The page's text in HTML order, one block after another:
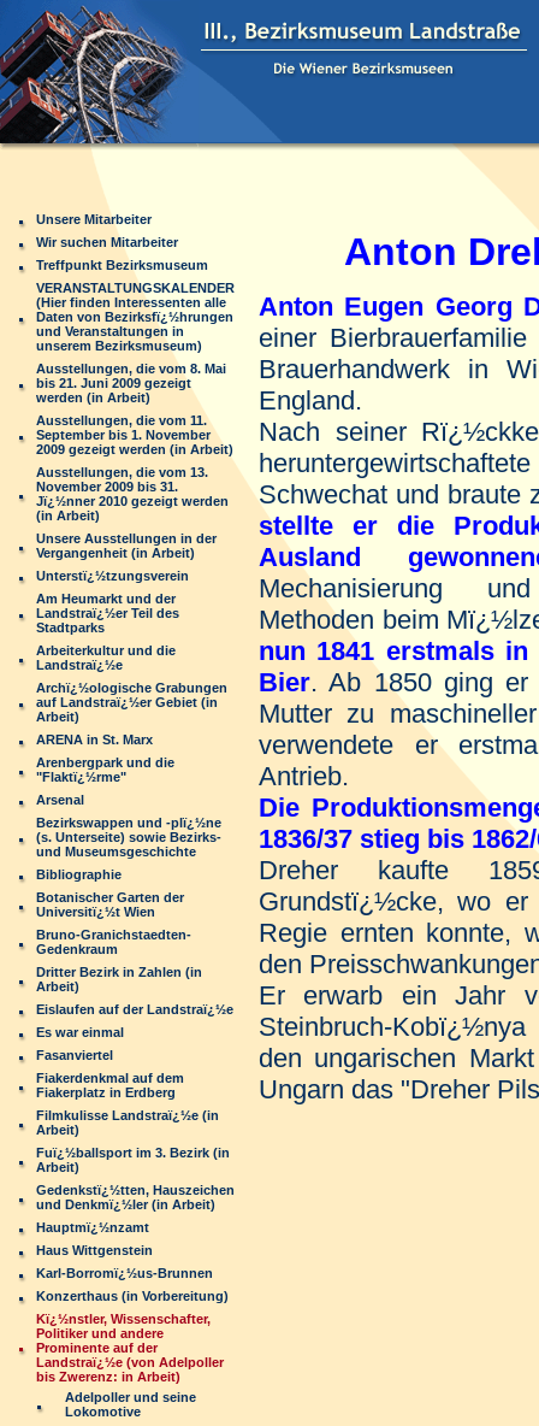
Unsere Mitarbeiter
Wir suchen Mitarbeiter
Treffpunkt Bezirksmuseum
VERANSTALTUNGSKALENDER
(Hier finden Interessenten alle
Daten von Bezirksfï¿½hrungen
und Veranstaltungen in
unserem Bezirksmuseum)
Ausstellungen, die vom 8. Mai
bis 21. Juni 2009 gezeigt
werden (in Arbeit)
Ausstellungen, die vom 11.
September bis 1. November
2009 gezeigt werden (in Arbeit)
Ausstellungen, die vom 13.
November 2009 bis 31.
Jï¿½nner 2010 gezeigt werden
(in Arbeit)
Unsere Ausstellungen in der
Vergangenheit (in Arbeit)
Unterstï¿½tzungsverein
Am Heumarkt und der
Landstraï¿½er Teil des
Stadtparks
Arbeiterkultur und die
Landstraï¿½e
Archï¿½ologische Grabungen
auf Landstraï¿½er Gebiet (in
Arbeit)
ARENA in St. Marx
Arenbergpark und die
"Flaktï¿½rme"
Arsenal
Bezirkswappen und -plï¿½ne
(s. Unterseite) sowie Bezirks-
und Museumsgeschichte
Bibliographie
Botanischer Garten der
Universitï¿½t Wien
Bruno-Granichstaedten-
Gedenkraum
Dritter Bezirk in Zahlen (in
Arbeit)
Eislaufen auf der Landstraï¿½e
Es war einmal
Fasanviertel
Fiakerdenkmal auf dem
Fiakerplatz in Erdberg
Filmkulisse Landstraï¿½e (in
Arbeit)
Fuï¿½ballsport im 3. Bezirk (in
Arbeit)
Gedenkstï¿½tten, Hauszeichen
und Denkmï¿½ler (in Arbeit)
Hauptmï¿½nzamt
Haus Wittgenstein
Karl-Borromï¿½us-Brunnen
Konzerthaus (in Vorbereitung)
Kï¿½nstler, Wissenschafter,
Politiker und andere
Prominente auf der
Landstraï¿½e (von Adelpoller
bis Zwerenz: in Arbeit)
Adelpoller und seine
Lokomotive
Anton
Anton Eugen Georg
einer
Brauerhandwerk in
England.
Nach seiner
Schwechat und
stellte er die
Ausland
Mechanisierung
Methoden beim
nun 1841 erstmals
Bier. Ab 1850 ging er
Mutter zu maschineller
verwendete er
Antrieb.
Die
1836/37 stieg bis
Dreher kaufte
Grundstï¿½cke, wo
Regie ernten konnte,
den
Er erwarb ein Jahr
Steinbruch-
den ungarischen
Ungarn das "Dreher